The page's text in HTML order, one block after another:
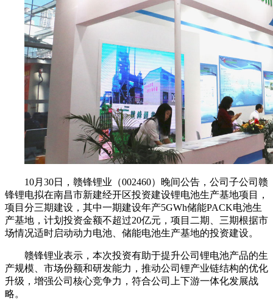
10月30日，赣锋锂业（002460）晚间公告，公司子公司赣
锋锂电拟在南昌市新建经开区投资建设锂电池生产基地项目，
项目分三期建设，其中一期建设年产5GWh储能PACK电池生
产基地，计划投资金额不超过20亿元，项目二期、三期根据市
场情况适时启动动力电池、储能电池生产基地的投资建设。
赣锋锂业表示，本次投资有助于提升公司锂电池产品的生
产规模、市场份额和研发能力，推动公司锂产业链结构的优化
升级，增强公司核心竞争力，符合公司上下游一体化发展战
略。